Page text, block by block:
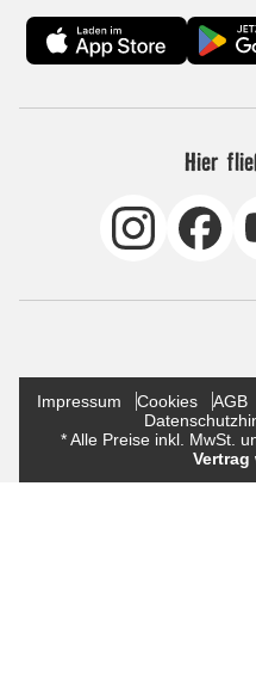
Hier
Impressum Cookies AGB
* Alle Preise inkl. MwSt.
Vertrag